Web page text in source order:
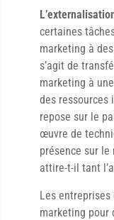
certaines
marketing à
s’agit de
marketing à
des ressources
repose sur le
œuvre de
présence sur le
attire-t-il tant
Les
marketing pour